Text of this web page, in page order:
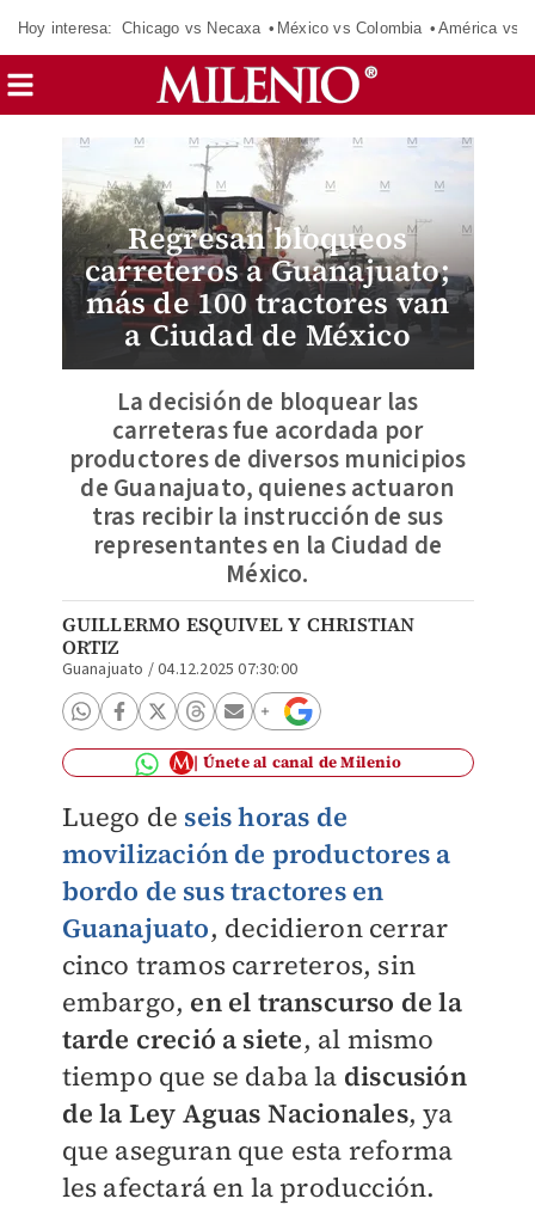
Hoy interesa: Chicago vs Necaxa México vs Colombia América vs
Regresan bloqueos
carreteros a Guanajuato;
más de 100 tractores van
a Ciudad de México
La decisión de bloquear las
carreteras fue acordada por
productores de diversos municipios
de Guanajuato, quienes actuaron
tras recibir la instrucción de sus
representantes en la Ciudad de
México.
GUILLERMO ESQUIVELY CHRISTIAN
ORTIZ
Guanajuato /04.12.2025 07:30:00
Únete al canal de Milenio
Luego de seis horas de
movilización de productores a
bordo de sus tractores en
Guanajuato, decidieron cerrar
cinco tramos carreteros, sin
embargo, en el transcurso de la
tarde creció a siete, al mismo
tiempo que se daba la discusión
de la Ley Aguas Nacionales, ya
que aseguran que esta reforma
les afectará en la producción.